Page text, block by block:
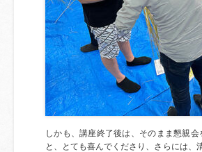
しかも、講座終了後は、そのまま懇親
と、とても喜んでくださり、さらには